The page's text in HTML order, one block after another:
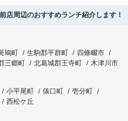
周辺のおすすめランチ紹介します！
鳩町 生駒郡平群町
四條畷市
三郷町 北葛城郡王寺町
木津川市
小平尾町 俵口町
壱分町
西松ケ丘